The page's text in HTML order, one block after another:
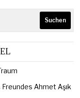
Suchen
Ahmet Aşık